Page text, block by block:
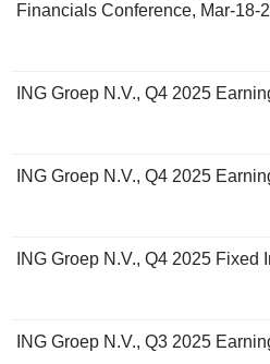
Financials Conference, Mar-18-
ING Groep N.V., Q4 2025
ING Groep N.V., Q4 2025
ING Groep N.V., Q4 2025
ING Groep N.V., Q3 2025